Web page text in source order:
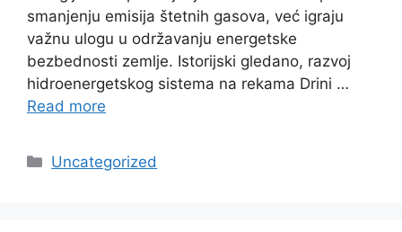
smanjenju emisija štetnih gasova, već igraju
važnu ulogu u održavanju energetske
bezbednosti zemlje. Istorijski gledano, razvoj
hidroenergetskog sistema na rekama Drini …
Read more
Categories
Uncategorized